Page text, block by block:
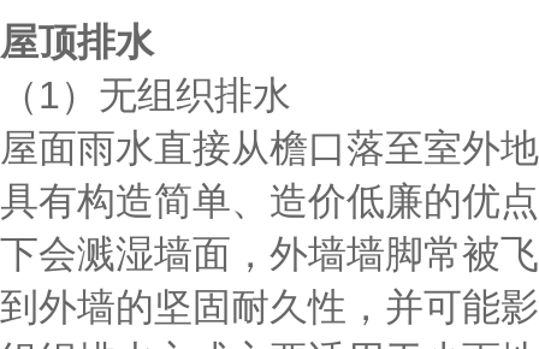
屋顶排水
（1）无组织排水
屋面雨水直接从檐口落至室外
具有构造简单、造价低廉的优
下会溅湿墙面，外墙墙脚常被
到外墙的坚固耐久性，并可能